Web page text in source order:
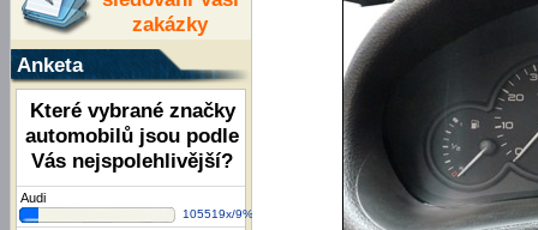
zakázky
Anketa
Které vybrané značky
automobilů jsou podle
Vás nejspolehlivější?
Audi
105519x/9%